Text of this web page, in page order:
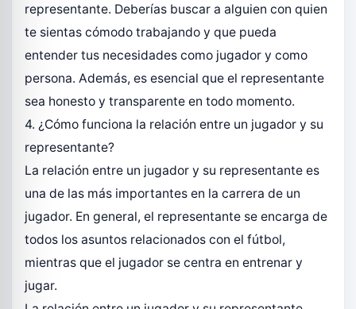
representante. Deberías buscar a alguien con quien
te sientas cómodo trabajando y que pueda
entender tus necesidades como jugador y como
persona. Además, es esencial que el representante
sea honesto y transparente en todo momento.
4. ¿Cómo funciona la relación entre un jugador y su
representante?
La relación entre un jugador y su representante es
una de las más importantes en la carrera de un
jugador. En general, el representante se encarga de
todos los asuntos relacionados con el fútbol,
mientras que el jugador se centra en entrenar y
jugar.